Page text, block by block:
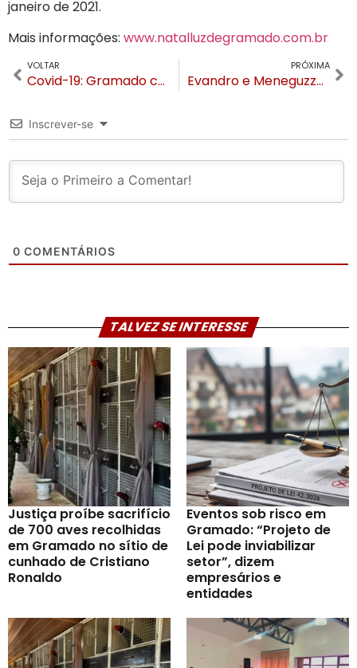
janeiro de 2021.
Mais informações: www.natalluzdegramado.com.br
VOLTAR
Covid-19: Gramado confirma 32º óbito de morador nesta quinta
PRÓXIMA
Evandro e Meneguzzo realizam caminhada na Várzea Grande neste sábado
Inscrever-se
0 COMENTÁRIOS
TALVEZ SE INTERESSE
Justiça proíbe sacrifício
de 700 aves recolhidas
em Gramado no sítio de
cunhado de Cristiano
Ronaldo
Eventos sob risco em
Gramado: “Projeto de
Lei pode inviabilizar
setor”, dizem
empresários e
entidades